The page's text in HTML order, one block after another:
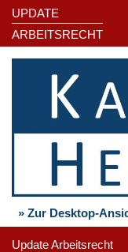
UPDATE
ARBEITSRECHT
» Zur Desktop-
Update Arbeitsrecht